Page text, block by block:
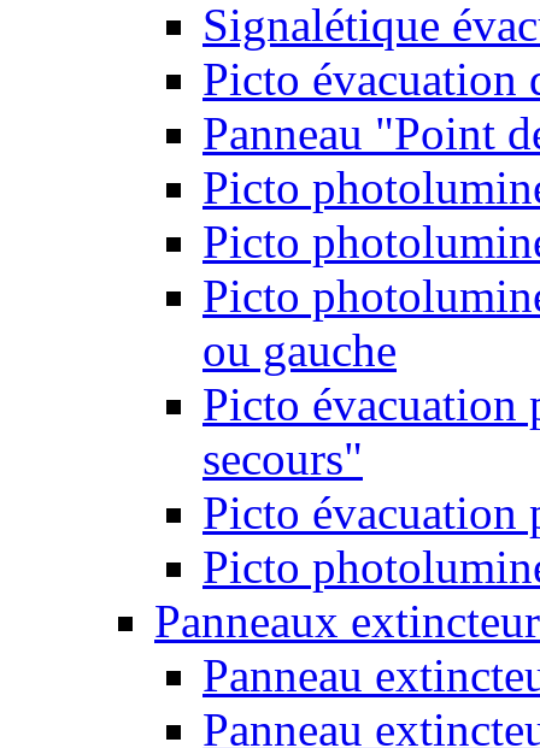
Signalétique
Picto évacuation
Panneau "Point
Picto
Picto
Picto
ou gauche
Picto évacuation
secours"
Picto évacuation
Picto
Panneaux
Panneau
Panneau